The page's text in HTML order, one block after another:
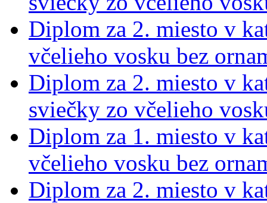
Diplom za 2. miesto v
včelieho vosku bez
Diplom za 2. miesto v
sviečky zo včelieho
Diplom za 1. miesto v
včelieho vosku bez
Diplom za 2. miesto v